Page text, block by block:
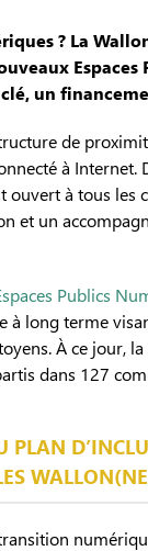
? La
un
de
à Internet.
ouvert à tous les
et un
Publics
à long terme
À ce jour,
dans 127
PLAN